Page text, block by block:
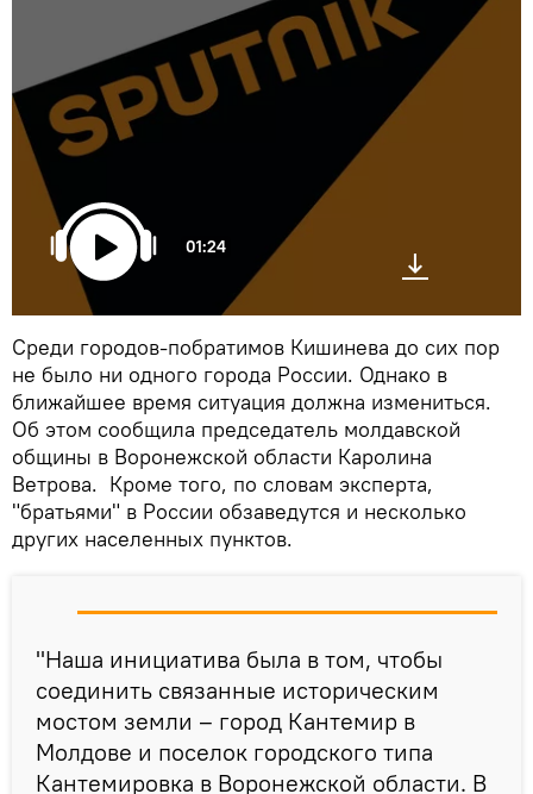
01:24
Среди городов-побратимов Кишинева до сих пор
не было ни одного города России. Однако в
ближайшее время ситуация должна измениться.
Об этом сообщила председатель молдавской
общины в Воронежской области Каролина
Ветрова. Кроме того, по словам эксперта,
"братьями" в России обзаведутся и несколько
других населенных пунктов.
"Наша инициатива была в том, чтобы
соединить связанные историческим
мостом земли – город Кантемир в
Молдове и поселок городского типа
Кантемировка в Воронежской области. В